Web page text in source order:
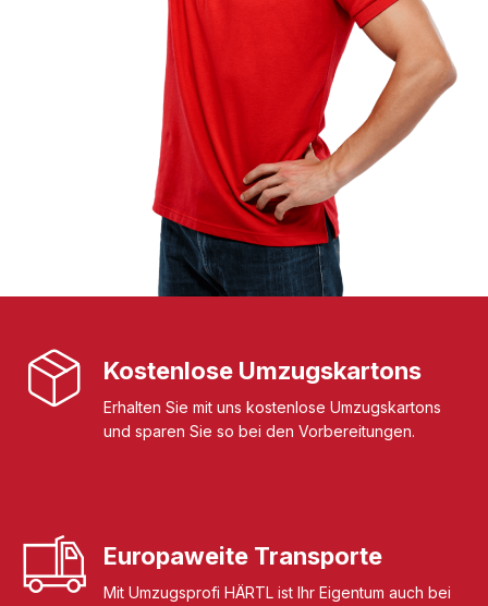
Kostenlose Umzugskartons
Erhalten Sie mit uns kostenlose Umzugskartons
und sparen Sie so bei den Vorbereitungen.
Europaweite Transporte
Mit Umzugsprofi HÄRTL ist Ihr Eigentum auch bei